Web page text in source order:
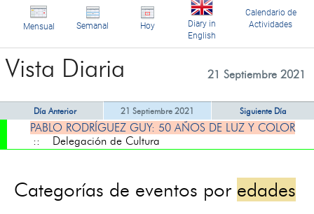
Mensual Semanal Hoy
Diary in
English
Calendario de
Actividades
Vista Diaria 21 Septiembre 2021
Día Anterior 21 Septiembre 2021 Siguiente Día
PABLO RODRÍGUEZ GUY: 50 AÑOS DE LUZ Y COLOR
:: Delegación de Cultura
Categorías de eventos por edades